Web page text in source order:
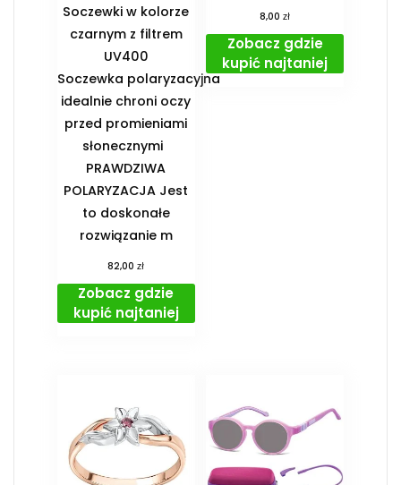
Soczewki w kolorze
czarnym z filtrem
UV400
Soczewka polaryzacyjna
idealnie chroni oczy
przed promieniami
słonecznymi
PRAWDZIWA
POLARYZACJA Jest
to doskonałe
rozwiązanie m
82,00zł
Zobacz gdzie
kupić najtaniej
8,00zł
Zobacz gdzie
kupić najtaniej